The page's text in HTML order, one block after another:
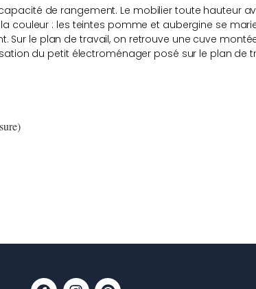
de rangement. Le mobilier toute hauteur
couleur : les teintes pomme et aubergine se
le plan de travail, on retrouve une cuve
du petit électroménager posé sur le plan de